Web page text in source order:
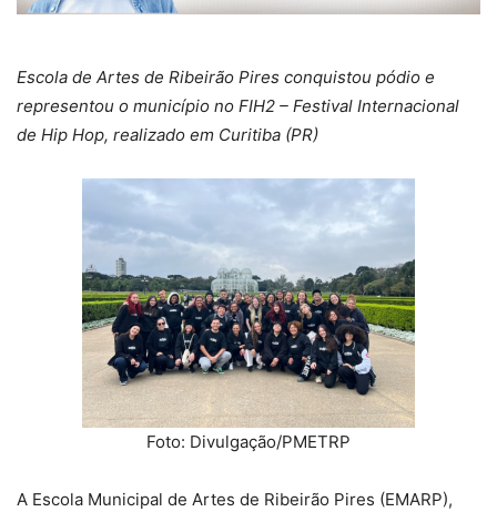
Escola de Artes de Ribeirão Pires conquistou pódio e
representou o município no FIH2 – Festival Internacional
de Hip Hop, realizado em Curitiba (PR)
Foto: Divulgação/PMETRP
A Escola Municipal de Artes de Ribeirão Pires (EMARP),